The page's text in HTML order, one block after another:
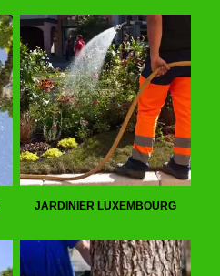
JARDINIER LUXEMBOURG